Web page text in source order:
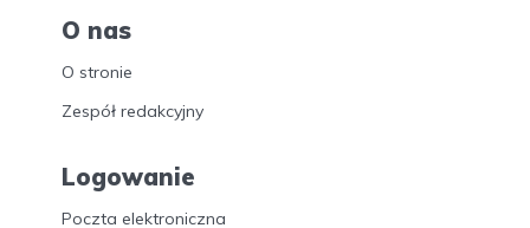
O nas
O stronie
Zespół redakcyjny
Logowanie
Poczta elektroniczna